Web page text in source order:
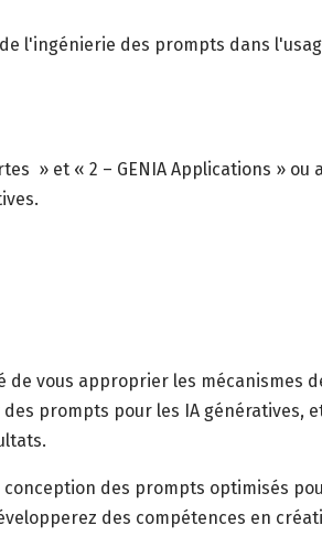
l'ingénierie des prompts dans
» et « 2 – GENIA Applications » ou
de vous approprier les mécanismes
prompts pour les IA génératives,
des prompts optimisés
des compétences en